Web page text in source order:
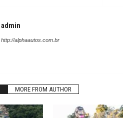
admin
http://alphaautos.com.br
MORE FROM AUTHOR